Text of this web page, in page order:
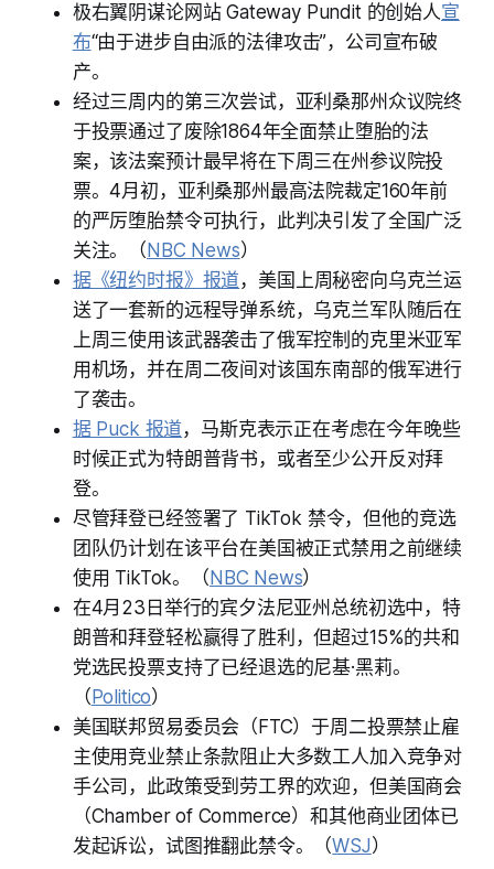
极右翼阴谋论网站 Gateway Pundit 的创始人宣
布“由于进步自由派的法律攻击”，公司宣布破
产。
经过三周内的第三次尝试，亚利桑那州众议院终
于投票通过了废除1864年全面禁止堕胎的法
案，该法案预计最早将在下周三在州参议院投
票。4月初，亚利桑那州最高法院裁定160年前
的严厉堕胎禁令可执行，此判决引发了全国广泛
关注。（ NBC News）
据《纽约时报》报道 ，美国上周秘密向乌克兰运
送了一套新的远程导弹系统，乌克兰军队随后在
上周三使用该武器袭击了俄军控制的克里米亚军
用机场，并在周二夜间对该国东南部的俄军进行
了袭击。
据 Puck 报道 ，马斯克表示正在考虑在今年晚些
时候正式为特朗普背书，或者至少公开反对拜
登。
尽管拜登已经签署了 TikTok 禁令，但他的竞选
团队仍计划在该平台在美国被正式禁用之前继续
使用 TikTok。（ NBC News）
在4月23日举行的宾夕法尼亚州总统初选中，特
朗普和拜登轻松赢得了胜利，但超过15%的共和
党选民投票支持了已经退选的尼基·黑莉。
（ Politico）
美国联邦贸易委员会（FTC）于周二投票禁止雇
主使用竞业禁止条款阻止大多数工人加入竞争对
手公司，此政策受到劳工界的欢迎，但美国商会
（Chamber of Commerce）和其他商业团体已
发起诉讼，试图推翻此禁令。（WSJ）